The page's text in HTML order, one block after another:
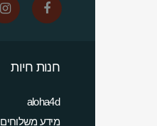
חנות חיות
aloha4d
מידע משלוחים